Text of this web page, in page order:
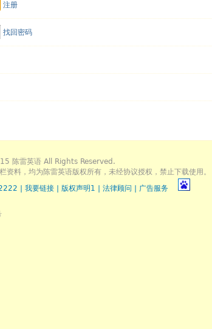
注册
找回密码
陈雷英语 All Rights Reserved.
料，均为陈雷英语版权所有，未经协议授权，禁止下载使用。
我要链接 版权声明1 法律顾问 广告服务